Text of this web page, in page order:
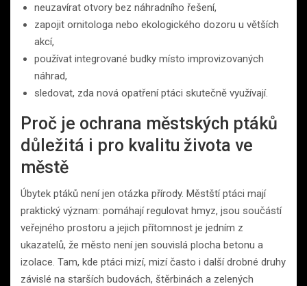
neuzavírat otvory bez náhradního řešení,
zapojit ornitologa nebo ekologického dozoru u větších
akcí,
používat integrované budky místo improvizovaných
náhrad,
sledovat, zda nová opatření ptáci skutečně využívají.
Proč je ochrana městských ptáků
důležitá i pro kvalitu života ve
městě
Úbytek ptáků není jen otázka přírody. Městští ptáci mají
praktický význam: pomáhají regulovat hmyz, jsou součástí
veřejného prostoru a jejich přítomnost je jedním z
ukazatelů, že město není jen souvislá plocha betonu a
izolace. Tam, kde ptáci mizí, mizí často i další drobné druhy
závislé na starších budovách, štěrbinách a zelených